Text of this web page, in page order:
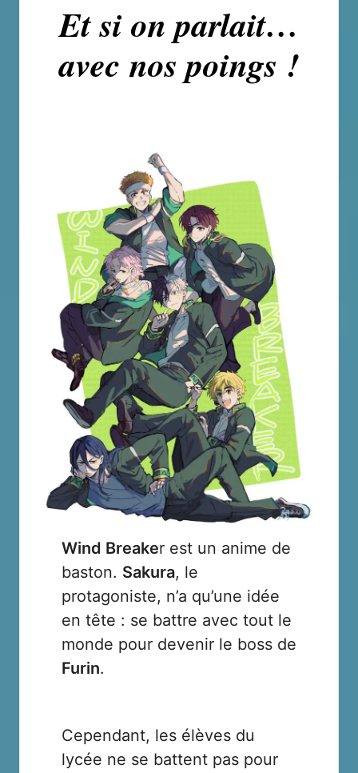
Et si on parlait…
avec nos poings !
Wind Breaker est un anime de
baston. Sakura, le
protagoniste, n’a qu’une idée
en tête : se battre avec tout le
monde pour devenir le boss de
Furin.
Cependant, les élèves du
lycée ne se battent pas pour